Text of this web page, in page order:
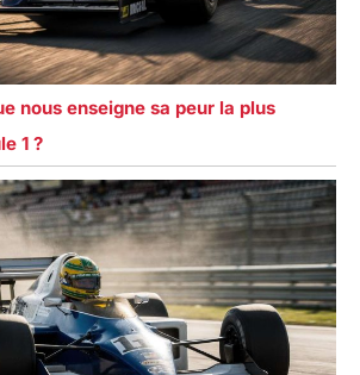
nous enseigne sa peur la plus
1 ?